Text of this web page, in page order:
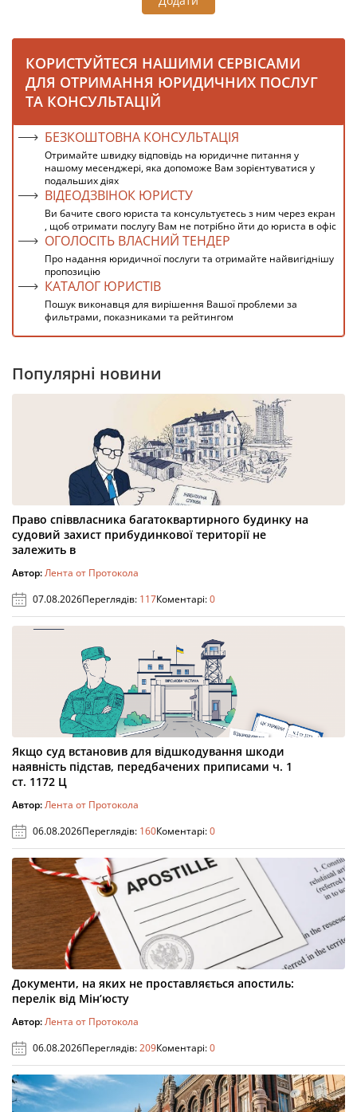
КОРИСТУЙТЕСЯ НАШИМИ СЕРВІСАМИ
ДЛЯ ОТРИМАННЯ ЮРИДИЧНИХ ПОСЛУГ
ТА КОНСУЛЬТАЦІЙ
БЕЗКОШТОВНА КОНСУЛЬТАЦІЯ
Отримайте швидку відповідь на юридичне питання у
нашому месенджері, яка допоможе Вам зорієнтуватися у
подальших діях
ВІДЕОДЗВІНОК ЮРИСТУ
Ви бачите свого юриста та консультуєтесь з ним через екран
, щоб отримати послугу Вам не потрібно йти до юриста в офіс
ОГОЛОСІТЬ ВЛАСНИЙ ТЕНДЕР
Про надання юридичної послуги та отримайте найвигіднішу
пропозицію
КАТАЛОГ ЮРИСТІВ
Пошук виконавця для вирішення Вашої проблеми за
фильтрами, показниками та рейтингом
Популярні новини
Право співвласника багатоквартирного будинку на
судовий захист прибудинкової території не
залежить в
Автор:Лента от Протокола
07.08.2026Переглядів: 117Коментарі:0
Якщо суд встановив для відшкодування шкоди
наявність підстав, передбачених приписами ч. 1
ст. 1172 Ц
Автор:Лента от Протокола
06.08.2026Переглядів: 160Коментарі:0
Документи, на яких не проставляється апостиль:
перелік від Мін’юсту
Автор:Лента от Протокола
06.08.2026Переглядів:209Коментарі:0